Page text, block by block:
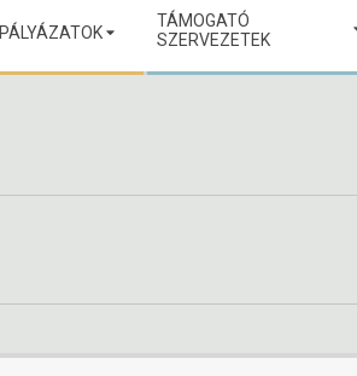
PÁLYÁZATOK
TÁMOGATÓ
SZERVEZETEK